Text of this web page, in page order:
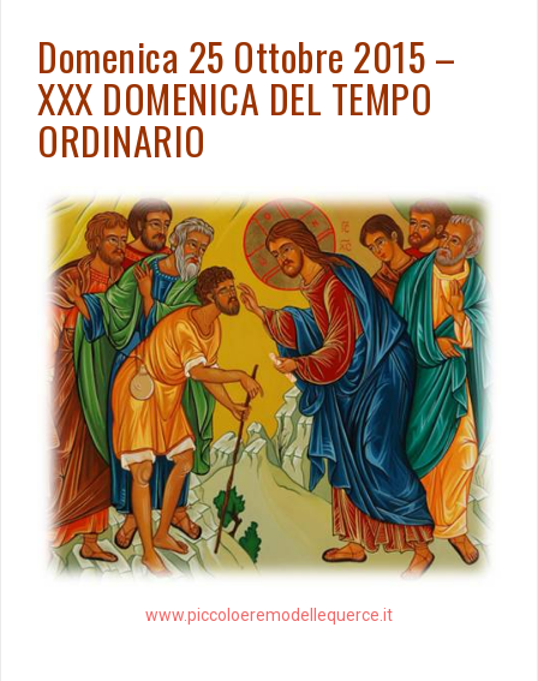
Domenica 25 Ottobre 2015 –
XXX DOMENICA DEL TEMPO
ORDINARIO
www.piccoloeremodellequerce.it